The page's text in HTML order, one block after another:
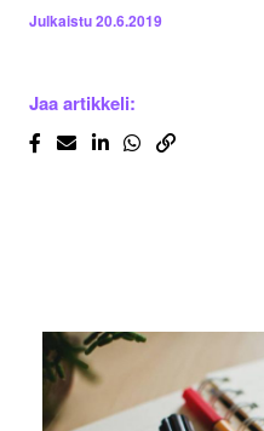
Julkaistu20.6.2019
Jaa artikkeli: